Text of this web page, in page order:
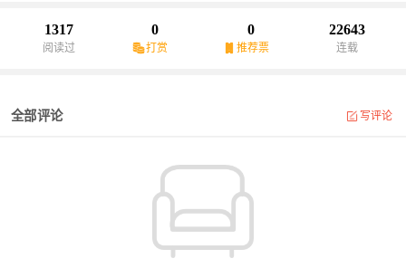
的黑道千金。总喜欢跟踪我的病娇少女。以及拥有社交牛逼症的中
二病少女。……等等。这些人与我一起度过非常难忘的时光，有欢
1317
阅读过
0
打赏
0
推荐票
22643
连载
全部评论 写评论